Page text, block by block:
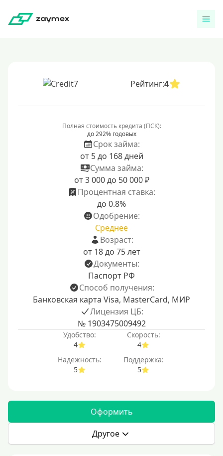
Рейтинг:4
Полная стоимость кредита (ПСК):
до 292% годовых
Срок займа:
от 5 до 168 дней
Сумма займа:
от 3 000 до 50 000 ₽
Процентная ставка:
до 0.8%
Одобрение:
Среднее
Возраст:
от 18 до 75 лет
Документы:
Паспорт РФ
Способ получения:
Банковская карта Visa, MasterCard, МИР
Лицензия ЦБ:
№ 1903475009492
Удобство:
4
Скорость:
4
Надежность:
5
Поддержка:
5
Оформить
Другое